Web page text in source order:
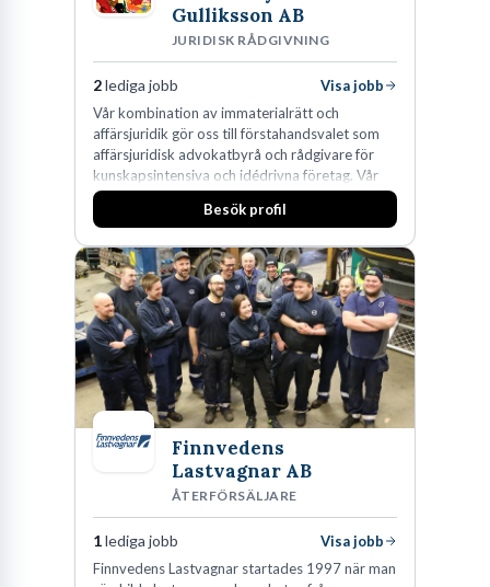
Gulliksson AB
JURIDISK RÅDGIVNING
2lediga jobb
Visa jobb
Vår kombination av immaterialrätt och
affärsjuridik gör oss till förstahandsvalet som
affärsjuridisk advokatbyrå och rådgivare för
kunskapsintensiva och idédrivna företag. Vår
expertis inom IP-tillgångar har gett oss en
marknadsledande position. Våra klienter väljer
skydda, utveckla och kommersialisera
företagets viktigaste tillgångar.
Besök profil
Finnvedens
Lastvagnar AB
ÅTERFÖRSÄLJARE
1lediga jobb
Visa jobb
Finnvedens Lastvagnar startades 1997 när man